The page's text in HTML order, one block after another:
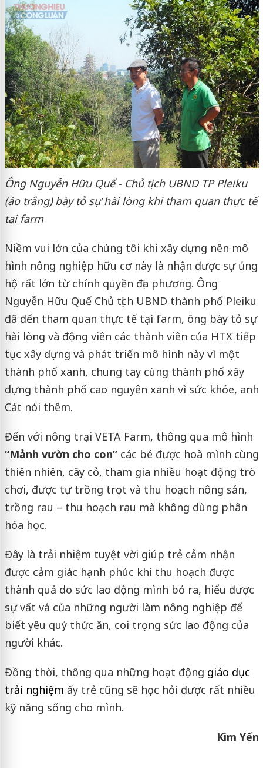
Ông Nguyễn Hữu Quế - Chủ tịch UBND TP Pleiku
(áo trắng) bày tỏ sự hài lòng khi tham quan thực tế
tại farm
Niềm vui lớn của chúng tôi khi xây dựng nên mô
hình nông nghiệp hữu cơ này là nhận được sự ủng
hộ rất lớn từ chính quyền địa phương. Ông
Nguyễn Hữu Quế Chủ tịch UBND thành phố Pleiku
đã đến tham quan thực tế tại farm, ông bày tỏ sự
hài lòng và động viên các thành viên của HTX tiếp
tục xây dựng và phát triển mô hình này vì một
thành phố xanh, chung tay cùng thành phố xây
dựng thành phố cao nguyên xanh vì sức khỏe, anh
Cát nói thêm.
Đến với nông trại VETA Farm, thông qua mô hình
“Mảnh vườn cho con”các bé được hoà mình cùng
thiên nhiên, cây cỏ, tham gia nhiều hoạt động trò
chơi, được tự trồng trọt và thu hoạch nông sản,
trồng rau – thu hoạch rau mà không dùng phân
hóa học.
Đây là trải nhiệm tuyệt vời giúp trẻ cảm nhận
được cảm giác hạnh phúc khi thu hoạch được
thành quả do sức lao động mình bỏ ra, hiểu được
sự vất vả của những người làm nông nghiệp để
biết yêu quý thức ăn, coi trọng sức lao động của
người khác.
Đồng thời, thông qua những hoạt động giáo dục
trải nghiệm ấy trẻ cũng sẽ học hỏi được rất nhiều
kỹ năng sống cho mình.
Kim Yến